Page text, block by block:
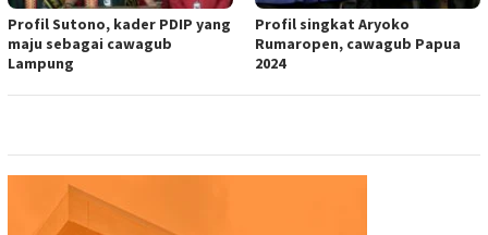
Profil Sutono, kader PDIP yang
maju sebagai cawagub
Lampung
Profil singkat Aryoko
Rumaropen, cawagub Papua
2024